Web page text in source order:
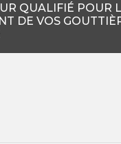
QUALIFIÉ POUR
DE VOS